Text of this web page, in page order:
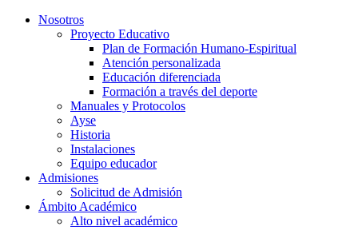
Nosotros
Proyecto Educativo
Plan de Formación Humano-Espiritual
Atención personalizada
Educación diferenciada
Formación a través del deporte
Manuales y Protocolos
Ayse
Historia
Instalaciones
Equipo educador
Admisiones
Solicitud de Admisión
Ámbito Académico
Alto nivel académico